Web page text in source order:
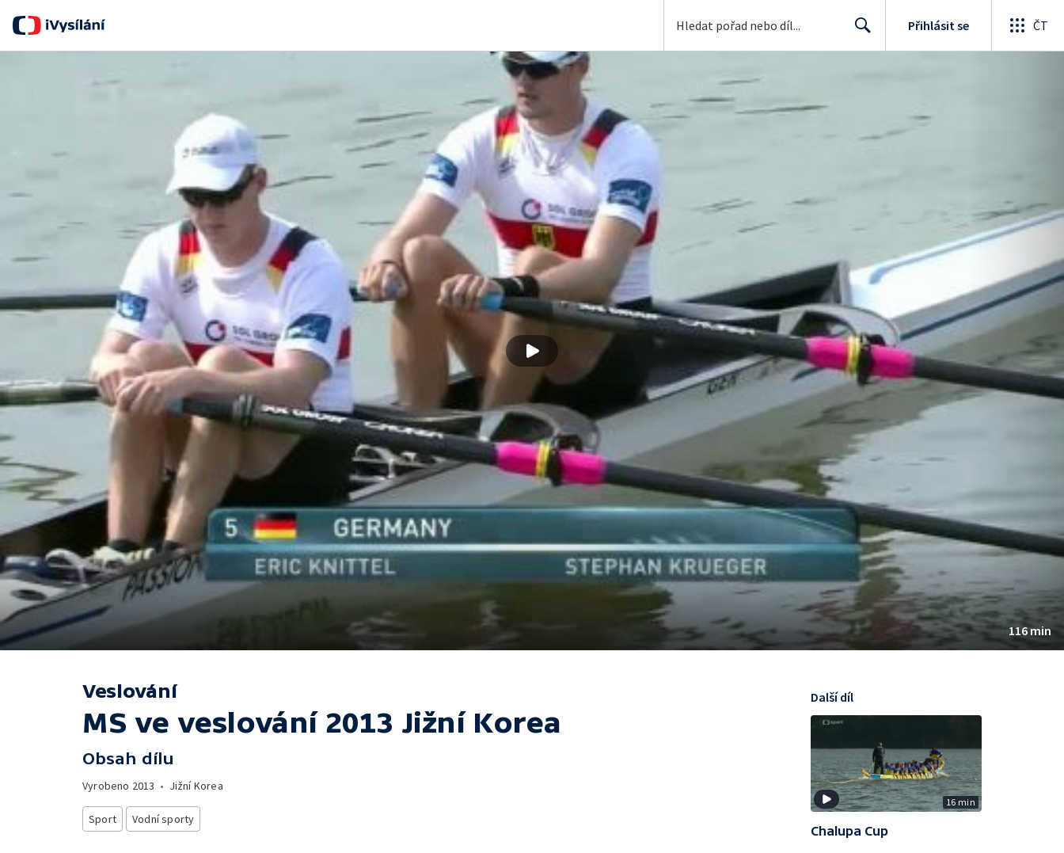
Přihlásit se ČT
116 min
Veslování
MS ve veslování 2013 Jižní Korea
Obsah dílu
Vyrobeno 2013 • Jižní Korea
Sport Vodní sporty
16 min
Další díl
Chalupa Cup